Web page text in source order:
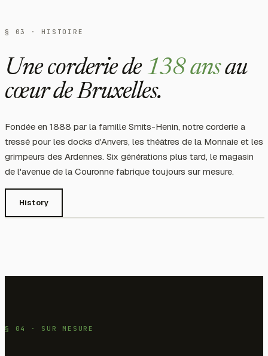
§ 03 · HISTOIRE
Une corderie de 138 ansau
cœur de Bruxelles.
Fondée en 1888 par la famille Smits-Henin, notre corderie a
tressé pour les docks d'Anvers, les théâtres de la Monnaie et les
grimpeurs des Ardennes. Six générations plus tard, le magasin
de l'avenue de la Couronne fabrique toujours sur mesure.
History
§ 04 · SUR MESURE